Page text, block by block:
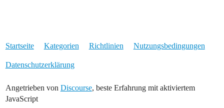
Startseite Kategorien Richtlinien Nutzungsbedingungen
Datenschutzerklärung
Angetrieben von Discourse, beste Erfahrung mit aktiviertem
JavaScript